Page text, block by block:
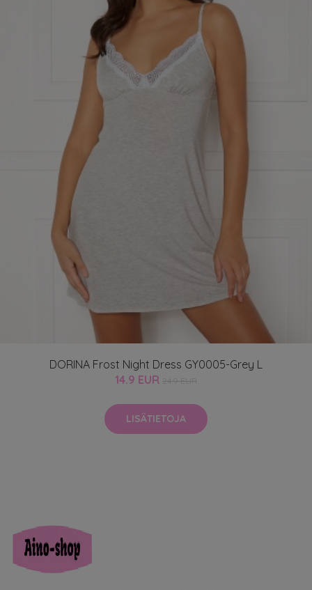
DORINA Frost Night Dress GY0005-Grey L
14.9 EUR
LISÄTIETOJA